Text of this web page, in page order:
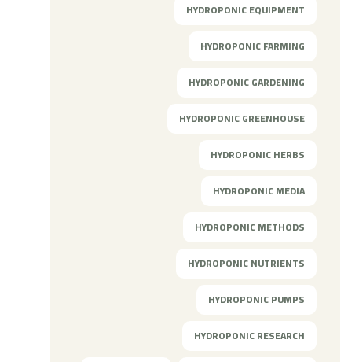
HYDROPONIC EQUIPMENT
HYDROPONIC FARMING
HYDROPONIC GARDENING
HYDROPONIC GREENHOUSE
HYDROPONIC HERBS
HYDROPONIC MEDIA
HYDROPONIC METHODS
HYDROPONIC NUTRIENTS
HYDROPONIC PUMPS
HYDROPONIC RESEARCH